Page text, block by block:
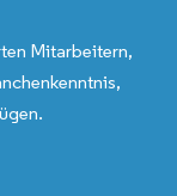
Mitarbeitern,